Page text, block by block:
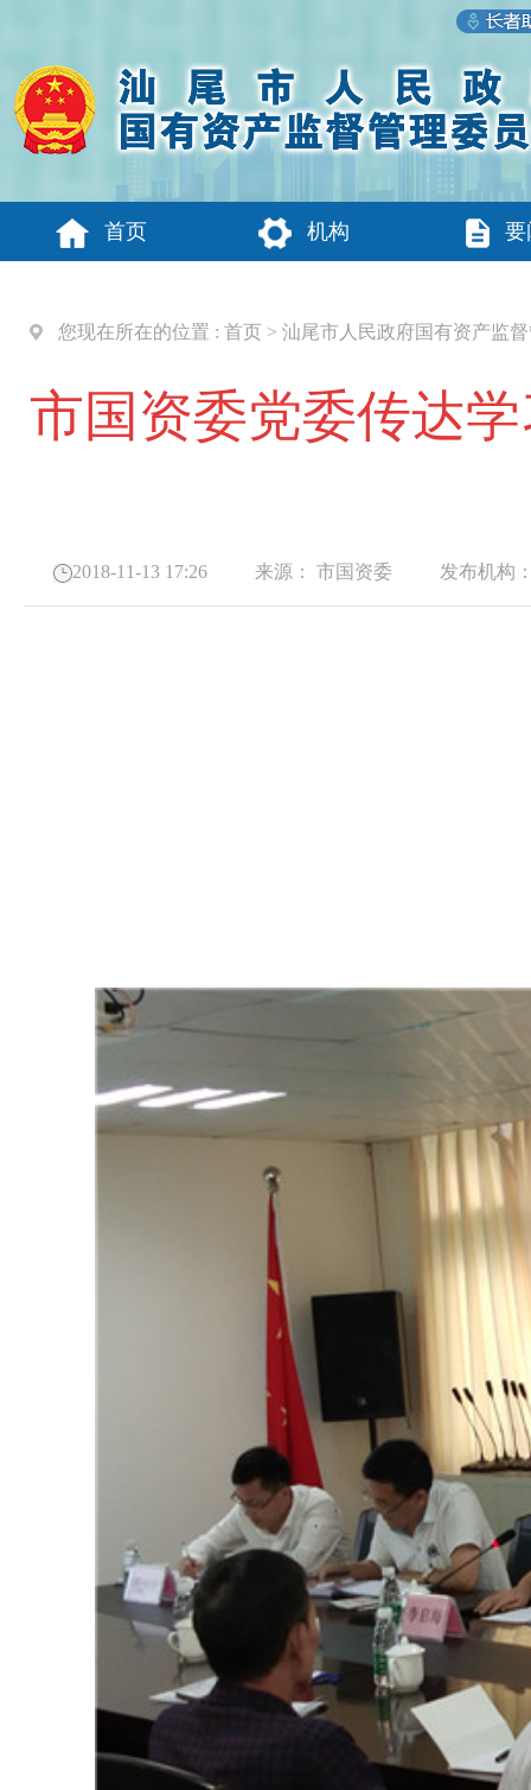
首页 机构 要
您现在所在的位置 : 首页 > 汕尾市人民政府国有资产监
市国资委党委传达
2018-11-13 17:26 来源： 市国资委 发布机构